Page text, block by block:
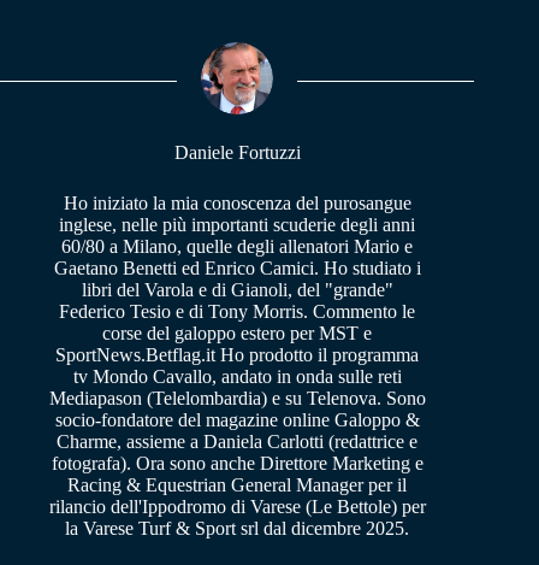
pp m
Daniele Fortuzzi
Ho iniziato la mia conoscenza del purosangue
inglese, nelle più importanti scuderie degli anni
60/80 a Milano, quelle degli allenatori Mario e
Gaetano Benetti ed Enrico Camici. Ho studiato i
libri del Varola e di Gianoli, del "grande"
Federico Tesio e di Tony Morris. Commento le
corse del galoppo estero per MST e
SportNews.Betflag.it Ho prodotto il programma
tv Mondo Cavallo, andato in onda sulle reti
Mediapason (Telelombardia) e su Telenova. Sono
socio-fondatore del magazine online Galoppo &
Charme, assieme a Daniela Carlotti (redattrice e
fotografa). Ora sono anche Direttore Marketing e
Racing & Equestrian General Manager per il
rilancio dell'Ippodromo di Varese (Le Bettole) per
la Varese Turf & Sport srl dal dicembre 2025.